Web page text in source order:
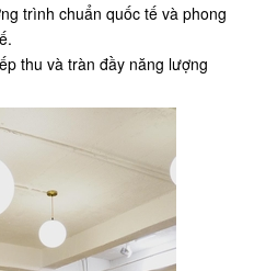
trình chuẩn quốc tế và phong
thu và tràn đầy năng lượng